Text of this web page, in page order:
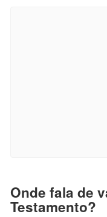
Onde fala de
Testamento?